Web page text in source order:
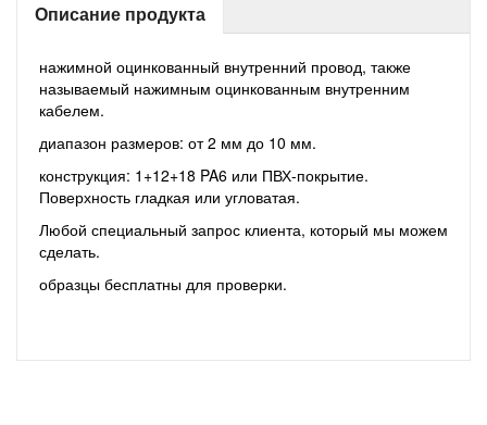
Описание продукта
нажимной оцинкованный внутренний провод, также
называемый нажимным оцинкованным внутренним
кабелем.
диапазон размеров: от 2 мм до 10 мм.
конструкция: 1+12+18 PA6 или ПВХ-покрытие.
Поверхность гладкая или угловатая.
Любой специальный запрос клиента, который мы можем
сделать.
образцы бесплатны для проверки.